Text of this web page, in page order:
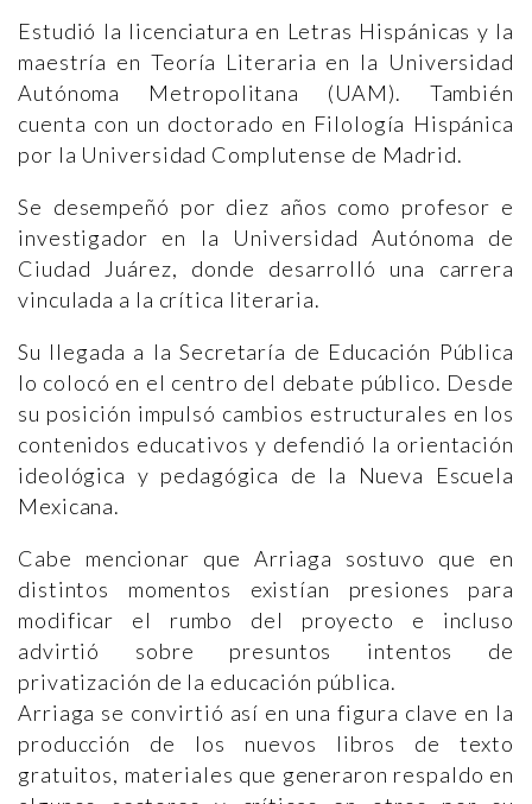
Estudió la licenciatura en Letras Hispánicas y la
maestría en Teoría Literaria en la Universidad
Autónoma Metropolitana (UAM). También
cuenta con un doctorado en Filología Hispánica
por la Universidad Complutense de Madrid.
Se desempeñó por diez años como profesor e
investigador en la Universidad Autónoma de
Ciudad Juárez, donde desarrolló una carrera
vinculada a la crítica literaria.
Su llegada a la Secretaría de Educación Pública
lo colocó en el centro del debate público. Desde
su posición impulsó cambios estructurales en los
contenidos educativos y defendió la orientación
ideológica y pedagógica de la Nueva Escuela
Mexicana.
Cabe mencionar que Arriaga sostuvo que en
distintos momentos existían presiones para
modificar el rumbo del proyecto e incluso
advirtió sobre presuntos intentos de
privatización de la educación pública.
Arriaga se convirtió así en una figura clave en la
producción de los nuevos libros de texto
gratuitos, materiales que generaron respaldo en